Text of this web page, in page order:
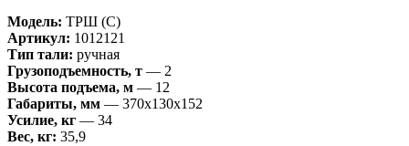
Модель: ТРШ (C)
Артикул: 1012121
Тип тали: ручная
Грузоподъемность, т — 2
Высота подъема, м — 12
Габариты, мм — 370х130х152
Усилие, кг — 34
Вес, кг: 35,9